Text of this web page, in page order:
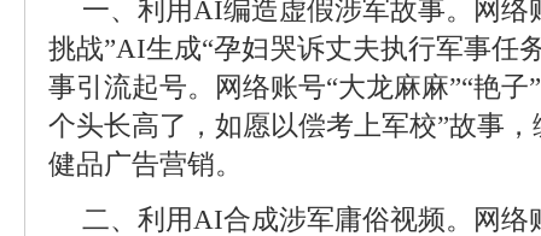
一、利用AI编造虚假涉军故事。网络
挑战”AI生成“孕妇哭诉丈夫执行军事任
事引流起号。网络账号“大龙麻麻”“艳
个头长高了，如愿以偿考上军校”故事
健品广告营销。
二、利用AI合成涉军庸俗视频。网络